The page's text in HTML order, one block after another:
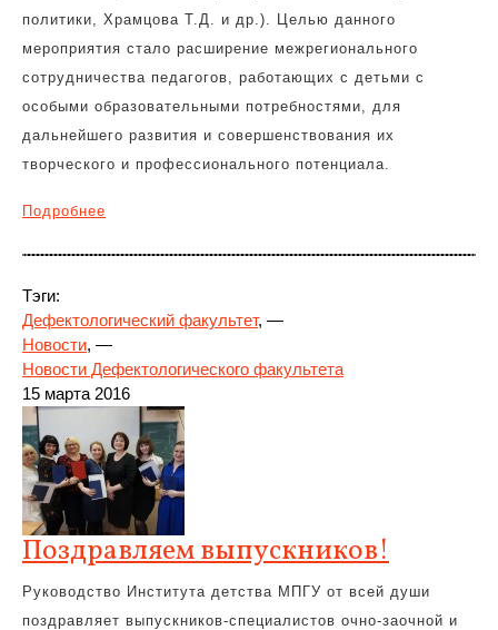
политики, Храмцова Т.Д. и др.). Целью данного
мероприятия стало расширение межрегионального
сотрудничества педагогов, работающих с детьми с
особыми образовательными потребностями, для
дальнейшего развития и совершенствования их
творческого и профессионального потенциала.
Подробнее
Тэги:
Дефектологический факультет, —
Новости, —
Новости Дефектологического факультета
15 марта 2016
Поздравляем выпускников!
Руководство Института детства МПГУ от всей души
поздравляет выпускников-специалистов очно-заочной и